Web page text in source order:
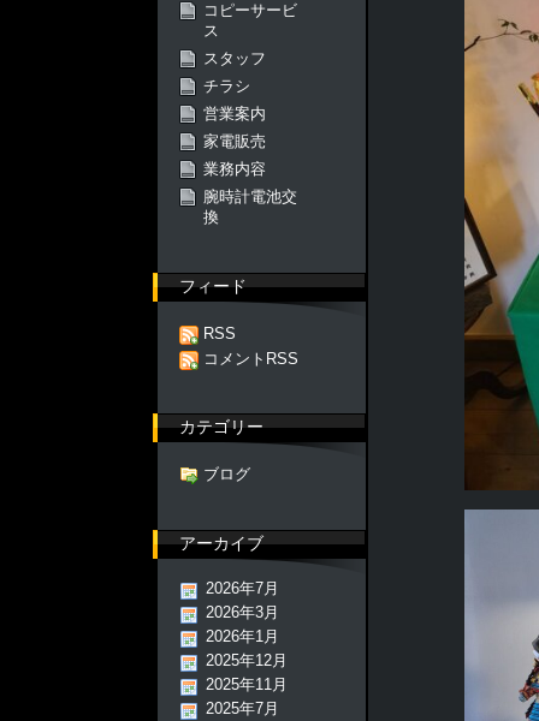
コピーサービ
ス
スタッフ
チラシ
営業案内
家電販売
業務内容
腕時計電池交
換
フィード
RSS
コメントRSS
カテゴリー
ブログ
アーカイブ
2026年7月
2026年3月
2026年1月
2025年12月
2025年11月
2025年7月